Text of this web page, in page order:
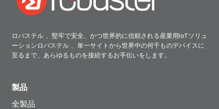
ロバステル 、堅牢で安全、かつ世界的に信頼される産業用IoTソリュ
ーションロバステル 、単一サイトから世界中の何千ものデバイスに
至るまで、あらゆるものを接続するお手伝いをします。
製品
全製品